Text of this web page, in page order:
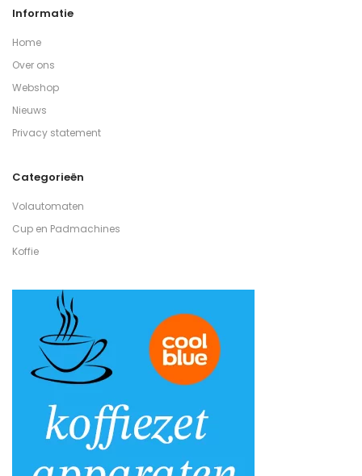
Informatie
Home
Over ons
Webshop
Nieuws
Privacy statement
Categorieën
Volautomaten
Cup en Padmachines
Koffie